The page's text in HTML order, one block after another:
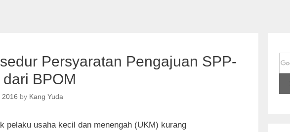
Persyaratan Pengajuan SPP-
dari BPOM
2016 by Kang Yuda
pelaku usaha kecil dan menengah (UKM) kurang